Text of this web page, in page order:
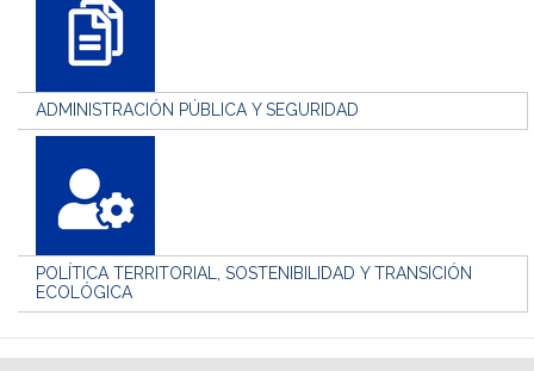
ADMINISTRACIÓN PÚBLICA Y SEGURIDAD
POLÍTICA TERRITORIAL, SOSTENIBILIDAD Y TRANSICIÓN
ECOLÓGICA